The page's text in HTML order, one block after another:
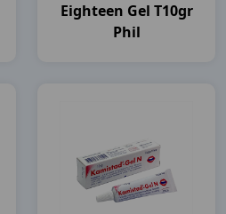
Eighteen Gel T10gr
Phil